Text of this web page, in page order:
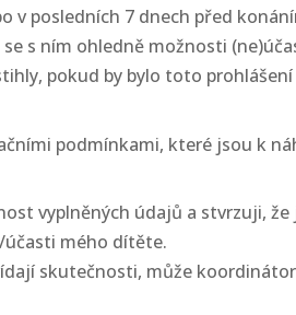
v posledních 7 dnech před
s ním ohledně možnosti
pokud by bylo toto prohlášení
podmínkami, které jsou k
vyplněných údajů a stvrzuji,
účasti mého dítěte.
skutečnosti, může